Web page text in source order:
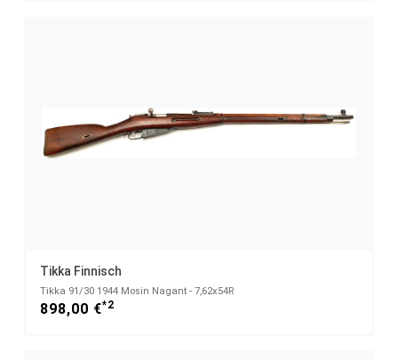
Tikka Finnisch
Tikka 91/30 1944 Mosin Nagant - 7,62x54R
898,00 €*2